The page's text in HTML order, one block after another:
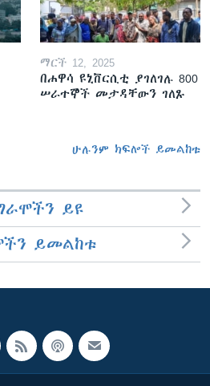
ማርች 12, 2025
በሐዋሳ ዩኒቨርሲቲ ያገለገሉ 800
ሠራተኞች መታዳቸውን ገለጹ
ሁሉንም ክፍሎች ይመልከቱ
ይዩ
ይመልከቱ